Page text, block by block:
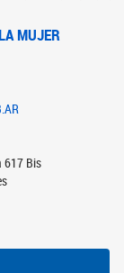
MUJER
617 Bis